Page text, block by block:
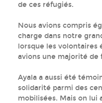
de ces réfugiés.
Nous avions compris
charge dans notre
lorsque les volontaires
avions une majorité de
Ayala a aussi été
solidarité parmi des
mobilisées. Mais on lui